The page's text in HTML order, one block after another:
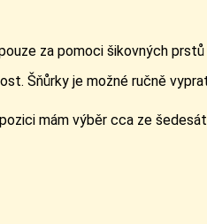
za pomoci šikovných
Šňůrky je možné ručně
mám výběr cca ze